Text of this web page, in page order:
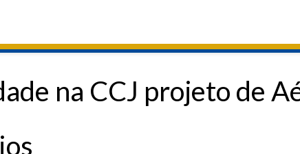
na CCJ projeto de